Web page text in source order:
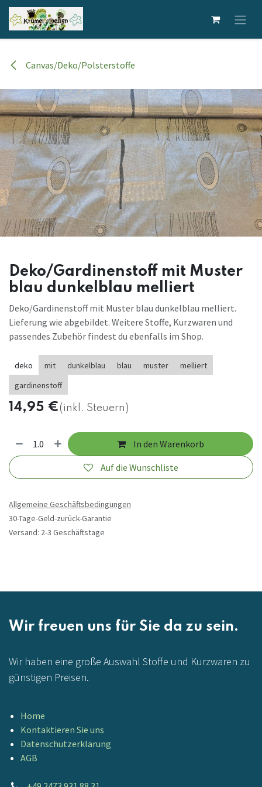
Zum Inhalt springen
Canvas/Deko/Polsterstoffe
Deko/Gardinenstoff mit Muster
blau dunkelblau melliert
Deko/Gardinenstoff mit Muster blau dunkelblau melliert.
Lieferung wie abgebildet. Weitere Stoffe, Kurzwaren und
passendes Zubehör findest du ebenfalls im Shop.
deko mit dunkelblau blau muster
melliert
gardinenstoff
14,95 €(inkl. Steuern)
In den Warenkorb
Auf die Wunschliste
Allgemeine Geschäftsbedingungen
30-Tage-Geld-zurück-Garantie
Versand: 2-3 Geschäftstage
Wir freuen uns für Sie da zu sein.
Wir haben eine große Auswahl Stoffe und Kurzwaren zu
günstigen Preisen.
Home
Kontaktieren Sie uns
Datenschutzerklärung
AGB